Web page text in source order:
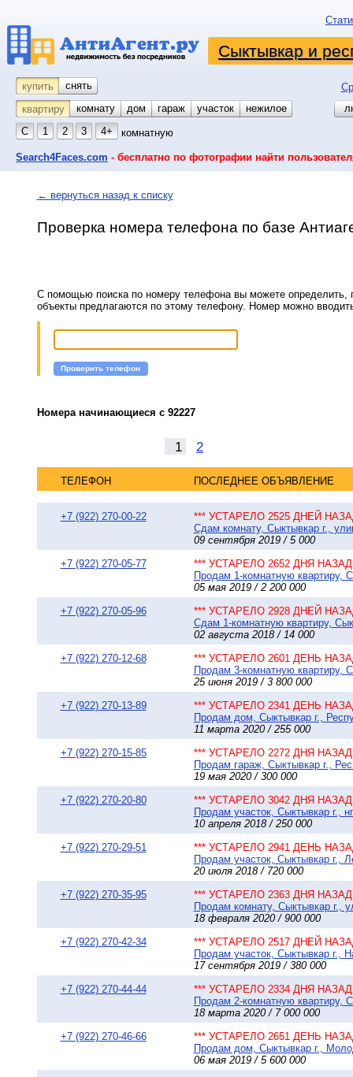
Сыктывкар и
купить снять
квартиру
комнату койко-место
дом гараж участок
нежилое
С
1 2 3 4+ комнатную
Search4Faces.com - бесплатно по фотографии найти
← вернуться назад к списку
Проверка номера телефона по базе
С помощью поиска по номеру телефона вы можете определить,
объекты предлагаются по этому телефону. Номер можно
Проверить телефон
Номера начинающиеся с 92227
1 2
ТЕЛЕФОН ПОСЛЕДНЕЕ ОБЪЯВЛЕНИЕ
+7 (922) 270-00-22
*** УСТАРЕЛО 2525 ДНЕЙ
Сдам комнату, Сыктывкар г.,
09 сентября 2019 / 5 000
+7 (922) 270-05-77
*** УСТАРЕЛО 2652 ДНЯ НАЗАД
Продам 1-комнатную квартиру,
05 мая 2019 / 2 200 000
+7 (922) 270-05-96
*** УСТАРЕЛО 2928 ДНЕЙ
Сдам 1-комнатную квартиру,
02 августа 2018 / 14 000
+7 (922) 270-12-68
*** УСТАРЕЛО 2601 ДЕНЬ
Продам 3-комнатную квартиру,
25 июня 2019 / 3 800 000
+7 (922) 270-13-89
*** УСТАРЕЛО 2341 ДЕНЬ
Продам дом, Сыктывкар г.,
11 марта 2020 / 255 000
+7 (922) 270-15-85
*** УСТАРЕЛО 2272 ДНЯ НАЗАД
Продам гараж, Сыктывкар г.,
19 мая 2020 / 300 000
+7 (922) 270-20-80
*** УСТАРЕЛО 3042 ДНЯ НАЗАД
Продам участок, Сыктывкар г.,
10 апреля 2018 / 250 000
+7 (922) 270-29-51
*** УСТАРЕЛО 2941 ДЕНЬ
Продам участок, Сыктывкар г.,
20 июля 2018 / 720 000
+7 (922) 270-35-95
*** УСТАРЕЛО 2363 ДНЯ НАЗАД
Продам комнату, Сыктывкар г.,
18 февраля 2020 / 900 000
+7 (922) 270-42-34
*** УСТАРЕЛО 2517 ДНЕЙ
Продам участок, Сыктывкар г.,
17 сентября 2019 / 380 000
+7 (922) 270-44-44
*** УСТАРЕЛО 2334 ДНЯ НАЗАД
Продам 2-комнатную квартиру,
18 марта 2020 / 7 000 000
+7 (922) 270-46-66
*** УСТАРЕЛО 2651 ДЕНЬ
Продам дом, Сыктывкар г.,
06 мая 2019 / 5 600 000